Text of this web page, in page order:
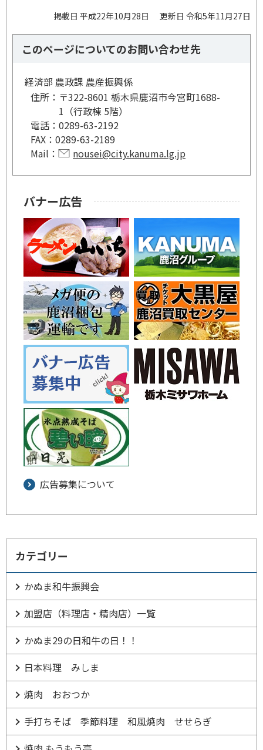
掲載日 平成22年10月28日 更新日 令和5年11月27日
このページについてのお問い合わせ先
経済部 農政課 農産振興係
住所： 〒322-8601 栃木県鹿沼市今宮町1688-
1（行政棟 5階）
電話： 0289-63-2192
FAX： 0289-63-2189
Mail：
nousei@city.kanuma.lg.jp
バナー広告
広告募集について
カテゴリー
かぬま和牛振興会
加盟店（料理店・精肉店）一覧
かぬま29の日和牛の日！！
日本料理 みしま
焼肉 おおつか
手打ちそば 季節料理 和風焼肉 せせらぎ